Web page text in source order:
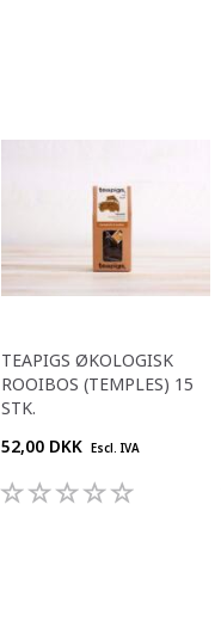
TEAPIGS ØKOLOGISK
ROOIBOS (TEMPLES) 15
STK.
52,00 DKK
Escl. IVA